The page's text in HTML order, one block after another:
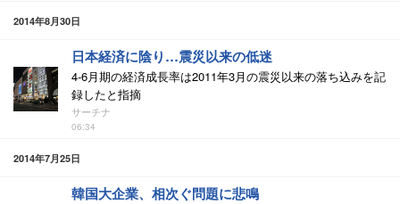
2014年8月30日
日本経済に陰り…震災以来の低迷
4-6月期の経済成長率は2011年3月の震災以来の落ち込みを記
録したと指摘
サーチナ
06:34
2014年7月25日
韓国大企業、相次ぐ問題に悲鳴